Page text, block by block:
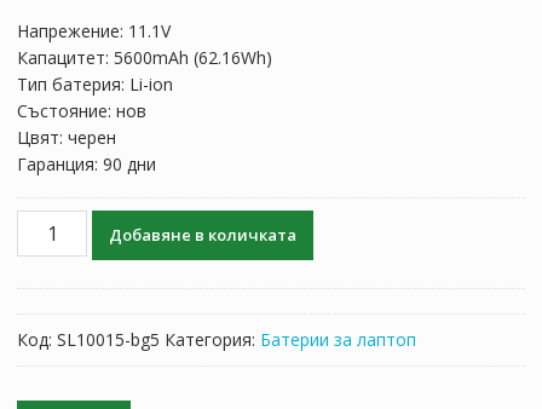
158.27 лв..
Напрежение: 11.1V
Капацитет: 5600mAh (62.16Wh)
Тип батерия: Li-ion
Състояние: нов
Цвят: черен
Гаранция: 90 дни
количество
лаптоп
SAGER
Добавяне в количката
Код: SL10015-bg5 Категория: Батерии за лаптоп